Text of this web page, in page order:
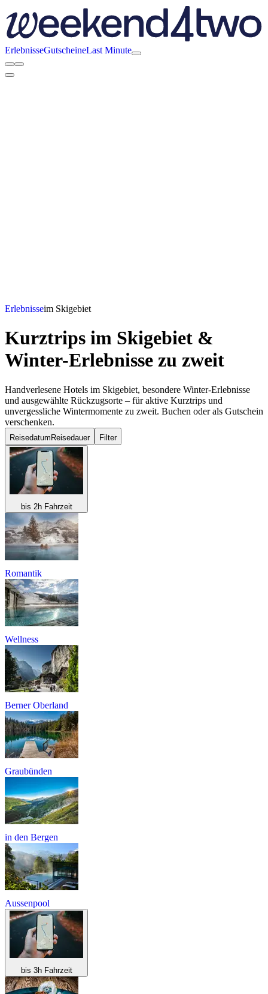
ErlebnisseGutscheineLast Minute
Erlebnisseim Skigebiet
Kurztrips im Skigebiet &
Winter-Erlebnisse zu zweit
Handverlesene Hotels im Skigebiet, besondere Winter-Erlebnisse
und ausgewählte Rückzugsorte – für aktive Kurztrips und
unvergessliche Wintermomente zu zweit. Buchen oder als Gutschein
verschenken.
Reisedatum Reisedauer Filter
bis 2h Fahrzeit
Romantik
Wellness
Berner Oberland
Graubünden
in den Bergen
Aussenpool
bis 3h Fahrzeit